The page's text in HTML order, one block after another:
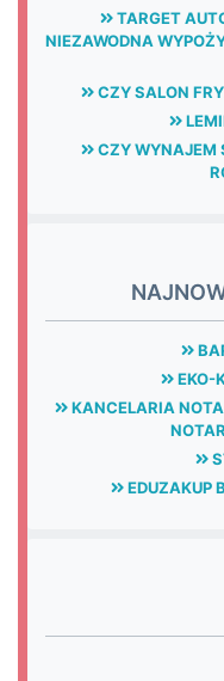
TARGET
NIEZAWODNA
CZY SALON
CZY WYNAJEM
EKO-
KANCELARIA
EDUZAKUP